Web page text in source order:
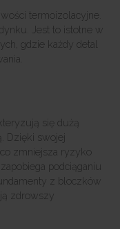
termoizolacyjne.
Jest to istotne w
gdzie każdy detal
się dużą
Dzięki swojej
zmniejsza ryzyko
podciąganiu
z bloczków
zdrowszy